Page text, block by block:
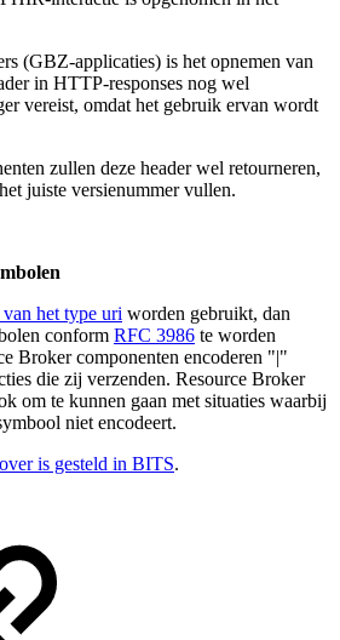
(GBZ-applicaties) is het opnemen van
in HTTP-responses nog wel
vereist, omdat het gebruik ervan wordt
zullen deze header wel retourneren,
juiste versienummer vullen.
het type uri worden gebruikt, dan
conform RFC 3986 te worden
Broker componenten encoderen "|"
die zij verzenden. Resource Broker
om te kunnen gaan met situaties waarbij
niet encodeert.
is gesteld in BITS.